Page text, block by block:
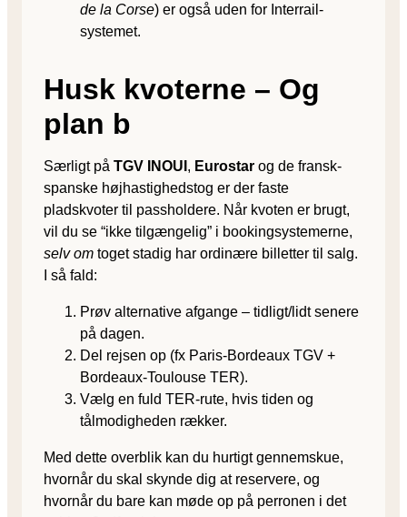
de la Corse) er også uden for Interrail-
systemet.
Husk kvoterne – Og
plan b
Særligt på TGV INOUI , Eurostar og de fransk-
spanske højhastighedstog er der faste
pladskvoter til passholdere. Når kvoten er brugt,
vil du se “ikke tilgængelig” i bookingsystemerne,
selv om toget stadig har ordinære billetter til salg.
I så fald:
Prøv alternative afgange – tidligt/lidt senere
på dagen.
Del rejsen op (fx Paris-Bordeaux TGV +
Bordeaux-Toulouse TER).
Vælg en fuld TER-rute, hvis tiden og
tålmodigheden rækker.
Med dette overblik kan du hurtigt gennemskue,
hvornår du skal skynde dig at reservere, og
hvornår du bare kan møde op på perronen i det